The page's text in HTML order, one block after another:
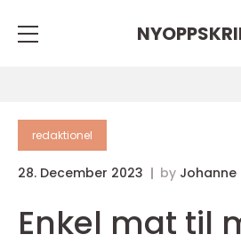
redaktionel
28. December 2023 by Johanne
Enkel mat til